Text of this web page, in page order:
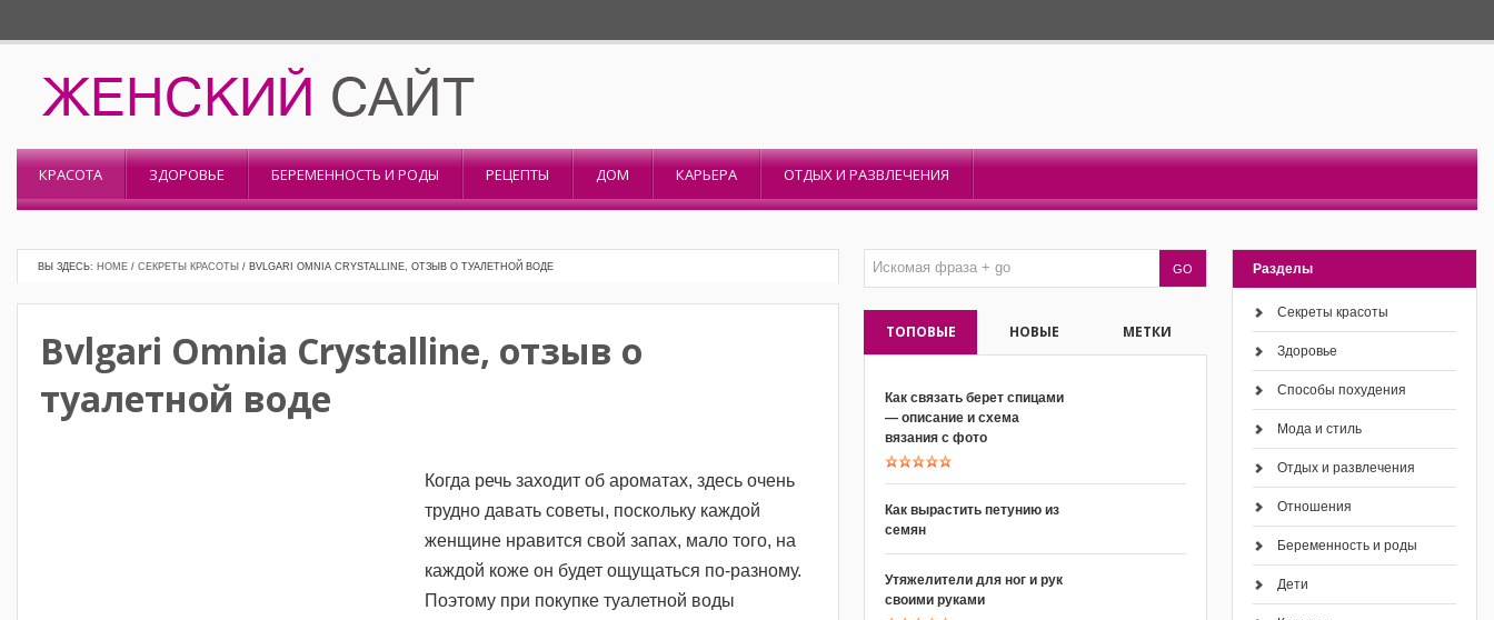
КРАСОТА ЗДОРОВЬЕ БЕРЕМЕННОСТЬ И РОДЫ РЕЦЕПТЫ ДОМ КАРЬЕРА ОТДЫХ И РАЗВЛЕЧЕНИЯ
Разделы
Секреты красоты
Здоровье
Способы похудения
Мода и стиль
Отдых и развлечения
Отношения
Беременность и роды
Дети
ТОПОВЫЕ НОВЫЕ МЕТКИ
Как связать берет спицами
— описание и схема
вязания с фото
Как вырастить петунию из
семян
Утяжелители для ног и рук
своими руками
ВЫ ЗДЕСЬ: HOME / СЕКРЕТЫ КРАСОТЫ / BVLGARI OMNIA CRYSTALLINE, ОТЗЫВ О ТУАЛЕТНОЙ ВОДЕ
Bvlgari Omnia Crystalline, отзыв о
туалетной воде
Когда речь заходит об ароматах, здесь очень
трудно давать советы, поскольку каждой
женщине нравится свой запах, мало того, на
каждой коже он будет ощущаться по-разному.
Поэтому при покупке туалетной воды